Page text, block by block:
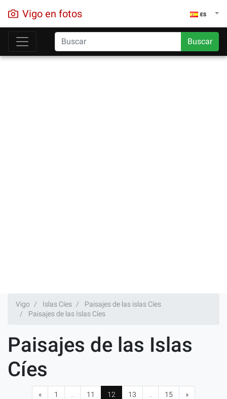
Vigo en fotos ES
Buscar
Vigo Islas Cíes
Paisajes de las islas Cíes
Paisajes de las Islas Cíes
Paisajes de las Islas
Cíes
« 1 11 12 13 15 »